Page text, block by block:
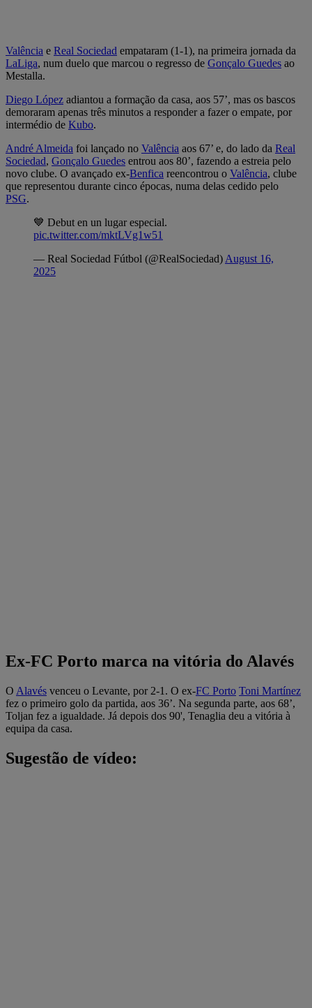
Valência e Real Sociedad empataram (1-1), na primeira jornada da
LaLiga, num duelo que marcou o regresso de Gonçalo Guedes ao
Mestalla.
Diego López adiantou a formação da casa, aos 57’, mas os bascos
demoraram apenas três minutos a responder a fazer o empate, por
intermédio de Kubo.
André Almeida foi lançado no Valência aos 67’ e, do lado da Real
Sociedad, Gonçalo Guedes entrou aos 80’, fazendo a estreia pelo
novo clube. O avançado ex-Benfica reencontrou o Valência, clube
que representou durante cinco épocas, numa delas cedido pelo
PSG.
💙 Debut en un lugar especial.
pic.twitter.com/mktLVg1w51
— Real Sociedad Fútbol (@RealSociedad) August 16,
2025
Ex-FC Porto marca na vitória do Alavés
O Alavés venceu o Levante, por 2-1. O ex-FC Porto Toni Martínez
fez o primeiro golo da partida, aos 36’. Na segunda parte, aos 68’,
Toljan fez a igualdade. Já depois dos 90', Tenaglia deu a vitória à
equipa da casa.
Sugestão de vídeo: